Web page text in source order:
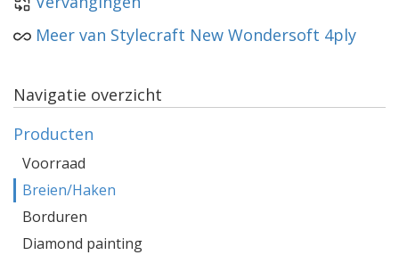
Meer van Stylecraft New Wondersoft 4ply
Navigatie overzicht
Producten
Voorraad
Breien/Haken
Borduren
Diamond painting